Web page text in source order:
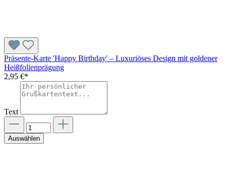
Präsente-Karte 'Happy Birthday' – Luxuriöses Design mit goldener
Heißfolienprägung
2,95 €*
Text
Auswählen